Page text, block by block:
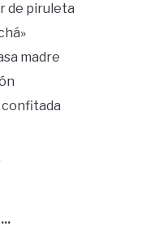
de piruleta
madre
confitada
…